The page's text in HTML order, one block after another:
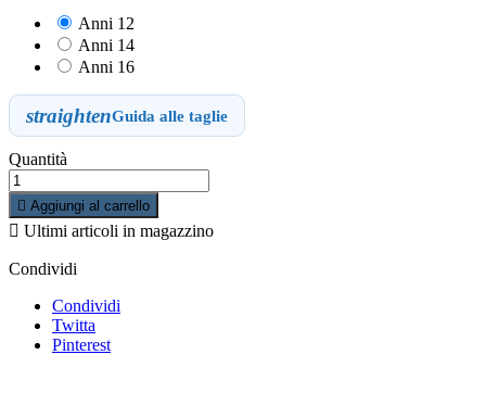
Anni 12
Anni 14
Anni 16
straightenGuida alle taglie
Quantità
 Aggiungi al carrello
 Ultimi articoli in magazzino
Condividi
Condividi
Twitta
Pinterest